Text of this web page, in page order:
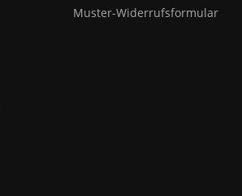
Muster-Widerrufsformular